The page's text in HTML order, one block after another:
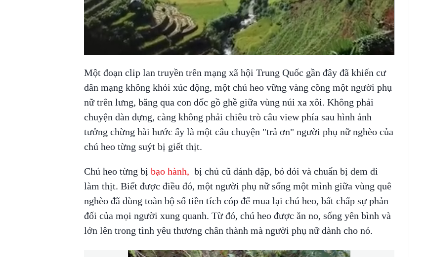
Một đoạn clip lan truyền trên mạng xã hội Trung Quốc gần đây đã khiến cư
dân mạng không khỏi xúc động, một chú heo vững vàng cõng một người phụ
nữ trên lưng, băng qua con dốc gồ ghề giữa vùng núi xa xôi. Không phải
chuyện dàn dựng, càng không phải chiêu trò câu view phía sau hình ảnh
tưởng chừng hài hước ấy là một câu chuyện "trả ơn" người phụ nữ nghèo của
chú heo từng suýt bị giết thịt.
Chú heo từng bị bạo hành, bị chủ cũ đánh đập, bỏ đói và chuẩn bị đem đi
làm thịt. Biết được điều đó, một người phụ nữ sống một mình giữa vùng quê
nghèo đã dùng toàn bộ số tiền tích cóp để mua lại chú heo, bất chấp sự phản
đối của mọi người xung quanh. Từ đó, chú heo được ăn no, sống yên bình và
lớn lên trong tình yêu thương chân thành mà người phụ nữ dành cho nó.